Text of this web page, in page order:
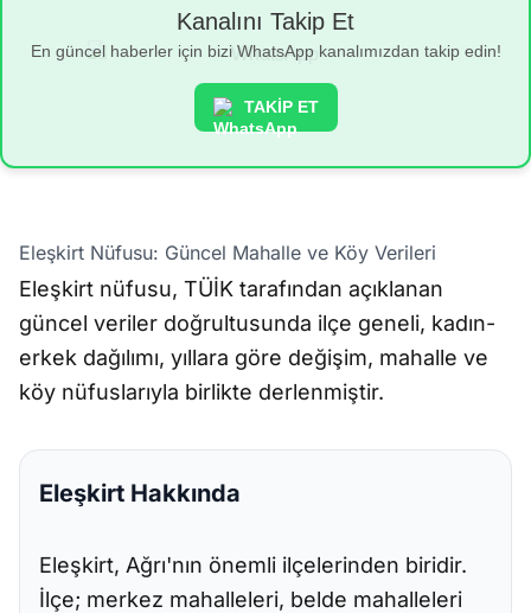
Kanalını Takip Et
En güncel haberler için bizi WhatsApp kanalımızdan takip edin!
TAKİP ET
Eleşkirt Nüfusu: Güncel Mahalle ve Köy Verileri
Eleşkirt nüfusu, TÜİK tarafından açıklanan
güncel veriler doğrultusunda ilçe geneli, kadın-
erkek dağılımı, yıllara göre değişim, mahalle ve
köy nüfuslarıyla birlikte derlenmiştir.
Eleşkirt Hakkında
Eleşkirt, Ağrı'nın önemli ilçelerinden biridir.
İlçe; merkez mahalleleri, belde mahalleleri